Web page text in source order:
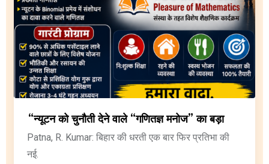
“न्यूटन को चुनौती देने वाले “गणितज्ञ मनोज” का बड़ा
Patna, R. Kumar: बिहार की धरती एक बार फिर प्रतिभा की
नई.